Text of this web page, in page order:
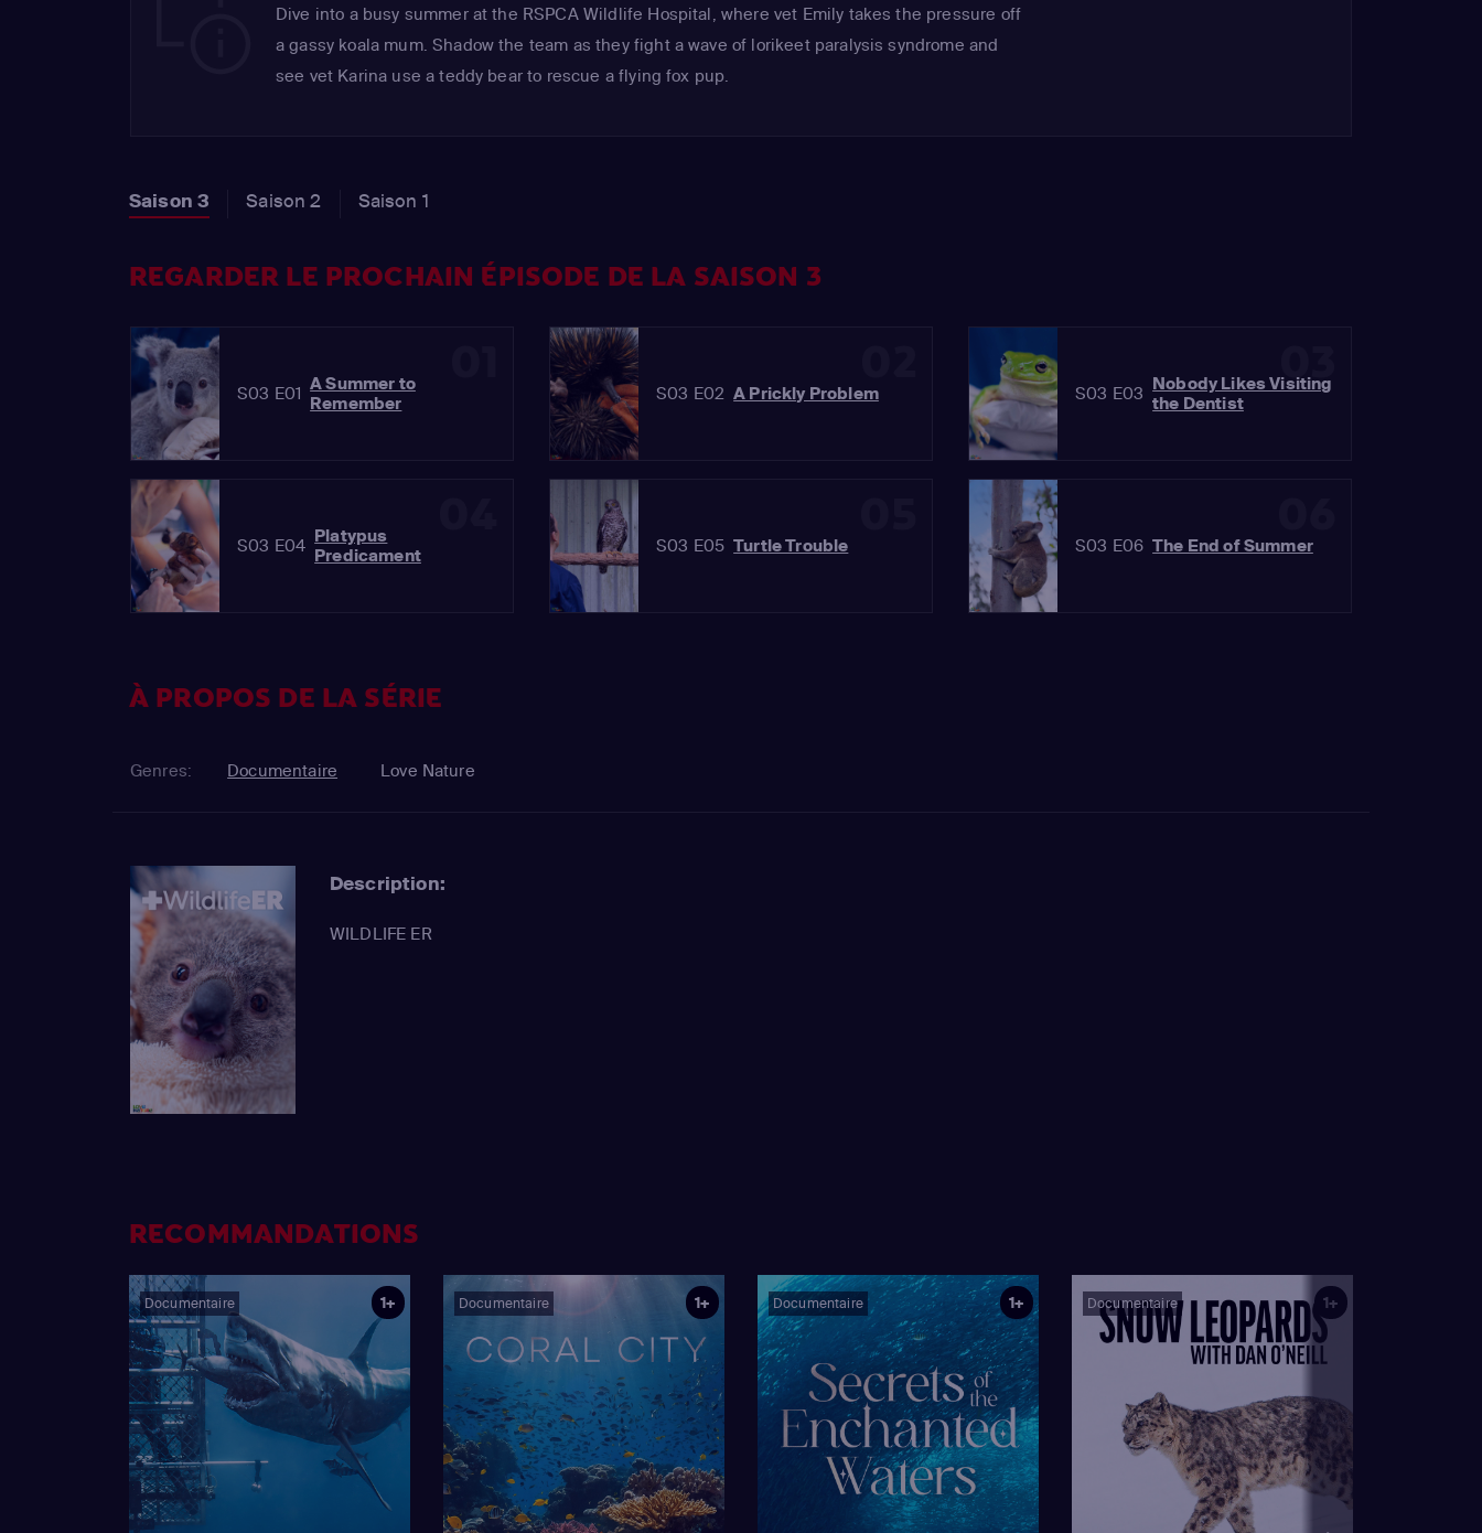
Dive into a busy summer at the RSPCA Wildlife Hospital, where vet Emily takes the pressure off
a gassy koala mum. Shadow the team as they fight a wave of lorikeet paralysis syndrome and
see vet Karina use a teddy bear to rescue a flying fox pup.
Saison 3 Saison 2 Saison 1
REGARDER LE PROCHAIN ÉPISODE DE LA SAISON 3
S03 E01 A Summer to
Remember
S03 E02 A Prickly Problem
03
S03 E03 Nobody Likes Visiting
the Dentist
S03 E04 Platypus
Predicament
S03 E05 Turtle Trouble S03 E06 The End of Summer
À PROPOS DE LA SÉRIE
Genres: Documentaire Love Nature
Description:
WILDLIFE ER
RECOMMANDATIONS
Documentaire 1+ Documentaire 1+ Documentaire 1+ Documentaire 1+